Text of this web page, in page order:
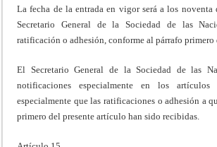
La fecha de la entrada en vigor será a los
Secretario General de la Sociedad de las
ratificación o adhesión, conforme al párrafo primero
El Secretario General de la Sociedad de las
notificaciones especialmente en los
especialmente que las ratificaciones o adhesión a
primero del presente artículo han sido recibidas.